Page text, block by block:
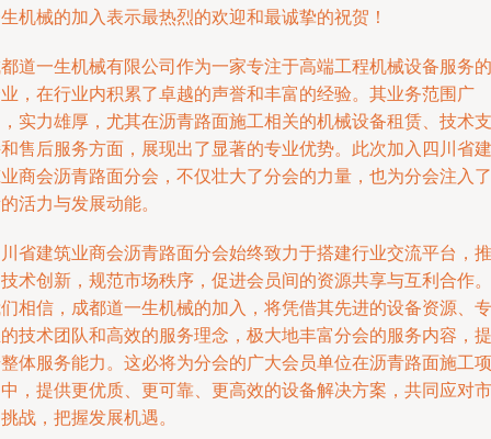
机械的加入表示最热烈的欢迎和最诚挚的祝贺！
道一生机械有限公司作为一家专注于高端工程机械设备服务的
，在行业内积累了卓越的声誉和丰富的经验。其业务范围广
实力雄厚，尤其在沥青路面施工相关的机械设备租赁、技术支
售后服务方面，展现出了显著的专业优势。此次加入四川省建
商会沥青路面分会，不仅壮大了分会的力量，也为分会注入了
活力与发展动能。
省建筑业商会沥青路面分会始终致力于搭建行业交流平台，推
术创新，规范市场秩序，促进会员间的资源共享与互利合作。
相信，成都道一生机械的加入，将凭借其先进的设备资源、专
技术团队和高效的服务理念，极大地丰富分会的服务内容，提
体服务能力。这必将为分会的广大会员单位在沥青路面施工项
，提供更优质、更可靠、更高效的设备解决方案，共同应对市
战，把握发展机遇。